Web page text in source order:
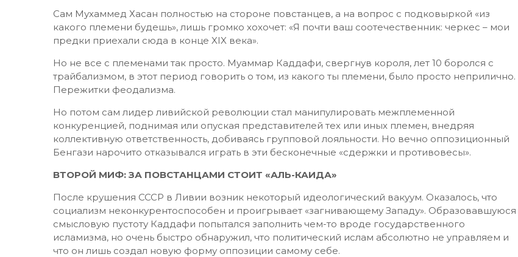
Сам Мухаммед Хасан полностью на стороне повстанцев, а на вопрос с подковыркой «из
какого племени будешь», лишь громко хохочет: «Я почти ваш соотечественник: черкес – мои
предки приехали сюда в конце XIX века».
Но не все с племенами так просто. Муаммар Каддафи, свергнув короля, лет 10 боролся с
трайбализмом, в этот период говорить о том, из какого ты племени, было просто неприлично.
Пережитки феодализма.
Но потом сам лидер ливийской революции стал манипулировать межплеменной
конкуренцией, поднимая или опуская представителей тех или иных племен, внедряя
коллективную ответственность, добиваясь групповой лояльности. Но вечно оппозиционный
Бенгази нарочито отказывался играть в эти бесконечные «сдержки и противовесы».
ВТОРОЙ МИФ: ЗА ПОВСТАНЦАМИ СТОИТ «АЛЬ-КАИДА»
После крушения СССР в Ливии возник некоторый идеологический вакуум. Оказалось, что
социализм неконкурентоспособен и проигрывает «загнивающему Западу». Образовавшуюся
смысловую пустоту Каддафи попытался заполнить чем-то вроде государственного
исламизма, но очень быстро обнаружил, что политический ислам абсолютно не управляем и
что он лишь создал новую форму оппозиции самому себе.